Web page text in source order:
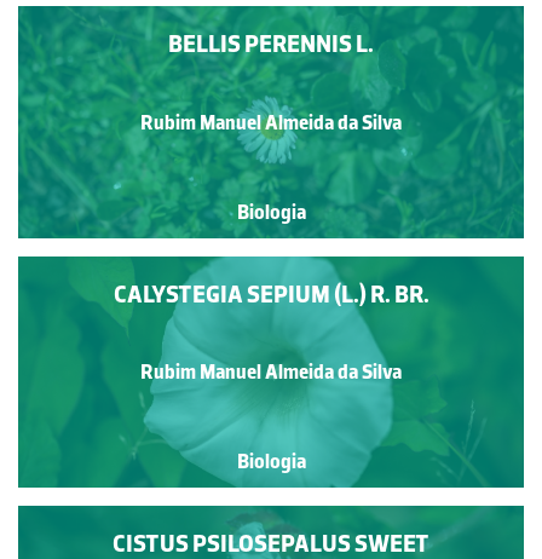
BELLIS PERENNIS L.
Rubim Manuel Almeida da Silva
Biologia
CALYSTEGIA SEPIUM (L.) R. BR.
Rubim Manuel Almeida da Silva
Biologia
CISTUS PSILOSEPALUS SWEET